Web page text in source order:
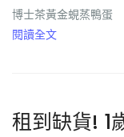
博士茶黃金蜆蒸鴨蛋
閱讀全文
租到缺貨! 1